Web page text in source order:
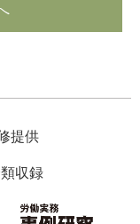
提供
収録